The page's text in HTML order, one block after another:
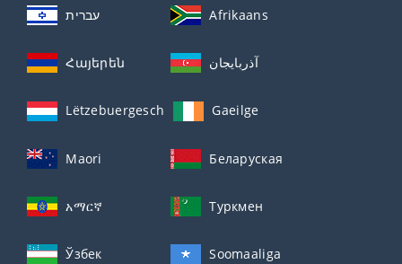
עברית Afrikaans
Հայերեն آذربايجان
Lëtzebuergesch Gaeilge
Maori Беларуская
አማርኛ Туркмен
Ўзбек Soomaaliga